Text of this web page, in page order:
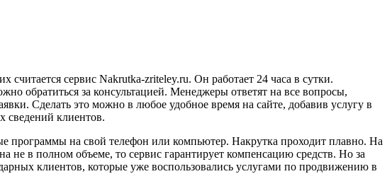
сервис Nakrutka-zriteley.ru. Он работает 24 часа в сутки.
обратиться за консультацией. Менеджеры ответят на все вопросы,
Сделать это можно в любое удобное время на сайте, добавив услугу в
сведений клиентов.
программы на свой телефон или компьютер. Накрутка проходит плавно. На
не в полном объеме, то сервис гарантирует компенсацию средств. Но за
клиентов, которые уже воспользовались услугами по продвижению в